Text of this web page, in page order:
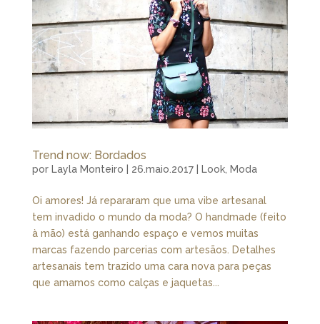
Trend now: Bordados
por Layla Monteiro 26.maio.2017| Look, Moda
Oi amores! Já repararam que uma vibe artesanal
tem invadido o mundo da moda? O handmade (feito
à mão) está ganhando espaço e vemos muitas
marcas fazendo parcerias com artesãos. Detalhes
artesanais tem trazido uma cara nova para peças
que amamos como calças e jaquetas...